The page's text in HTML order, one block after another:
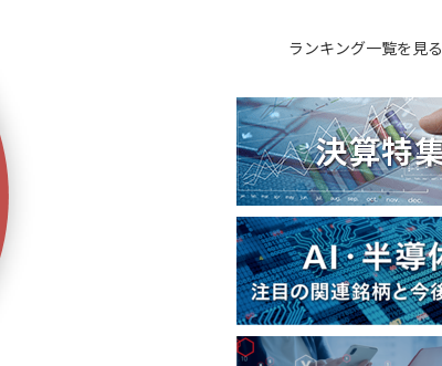
ランキング一覧を見る